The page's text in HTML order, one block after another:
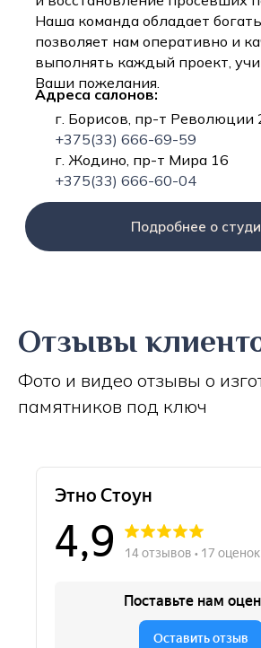
Наша команда обладает
позволяет нам оперативно и
выполнять каждый проект,
Ваши пожелания.
Адреса салонов:
г. Борисов, пр-т Революции
+375(33) 666-69-59
г. Жодино, пр-т Мира 16
+375(33) 666-60-04
Подробнее о
Отзывы
Фото и видео отзывы о
памятников под ключ